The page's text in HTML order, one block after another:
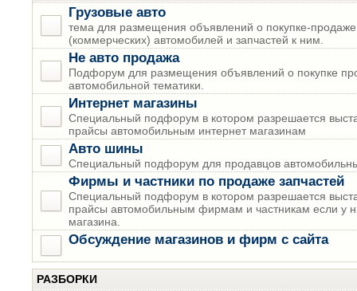
Грузовые авто
тема для размещения объявлений о покупке-продаже
(коммерческих) автомобилей и запчастей к ним.
Не авто продажа
Подфорум для размещения объявлений о покупке
автомобильной тематики.
Интернет магазины
Специальный подфорум в котором разрешается
прайсы автомобильным интернет магазинам
Авто шины
Специальный подфорум для продавцов
Фирмы и частники по продаже запчастей
Специальный подфорум в котором разрешается
прайсы автомобильным фирмам и частникам если у
магазина.
Обсуждение магазинов и фирм с сайта
РАЗБОРКИ